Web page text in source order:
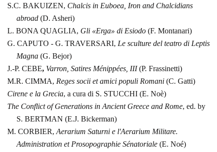
S.C. BAKUIZEN, Chalcis in Euboea, Iron and Chalcidians
abroad(D. Asheri)
L. BONA QUAGLIA, Gli «Erga» di Esiodo (F. Montanari)
G. CAPUTO - G. TRAVERSARI, Le sculture del teatro di Leptis
Magna(G. Bejor)
J.-P. CEBE, Varron, Satires Ménippées, III(P. Frassinetti)
M.R. CIMMA, Reges socii et amici populi Romani (C. Gatti)
Cirene e la Grecia, a cura di S. STUCCHI (E. Noè)
The Conflict ofGenerations in Ancient Greece and Rome, ed. by
S. BERTMAN (E.J. Bickerman)
M. CORBIER, Aerarium Saturni e l'Aerarium Militare.
Administration et ProsopographieSénatoriale (E. Noé)